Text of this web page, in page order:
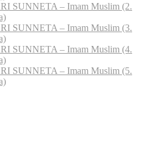
SUNNETA – Imam Muslim (2.
SUNNETA – Imam Muslim (3.
SUNNETA – Imam Muslim (4.
SUNNETA – Imam Muslim (5.